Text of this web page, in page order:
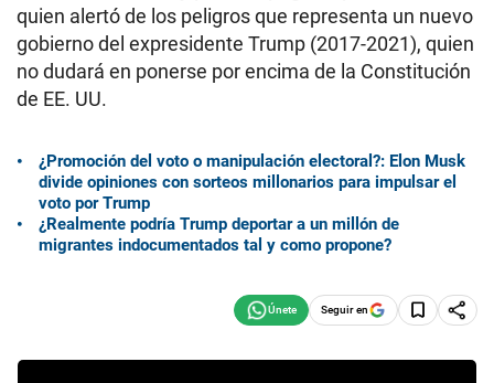
quien alertó de los peligros que representa un nuevo
gobierno del expresidente Trump (2017-2021), quien
no dudará en ponerse por encima de la Constitución
de EE. UU.
¿Promoción del voto o manipulación electoral?: Elon Musk
divide opiniones con sorteos millonarios para impulsar el
voto por Trump
¿Realmente podría Trump deportar a un millón de
migrantes indocumentados tal y como propone?
Seguir en